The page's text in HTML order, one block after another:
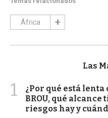
África
Las
1
¿Por qué está lenta
BROU, qué
riesgos hay y